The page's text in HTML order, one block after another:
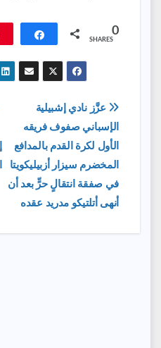
Share 0
SHARES
تصفّح
المقالات
عزَّز نادي إشبيلية
الإسباني صفوف فريقه
الأول لكرة القدم بالمدافع
المخضرم سيزار أزبيليكويتا
في صفقة انتقالٍ حرٍّ بعد أن
أنهى أتلتيكو مدريد عقده